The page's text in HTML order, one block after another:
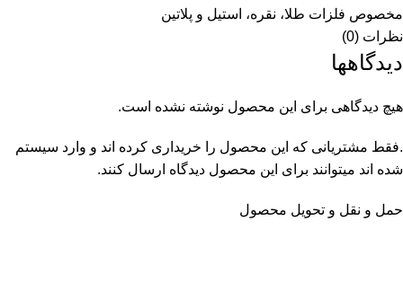
مخصوص فلزات طلا، نقره، استیل و پلاتین
نظرات (0)
دیدگاهها
هیچ دیدگاهی برای این محصول نوشته نشده است.
.فقط مشتریانی که این محصول را خریداری کرده اند و وارد سیستم
شده اند میتوانند برای این محصول دیدگاه ارسال کنند.
حمل و نقل و تحویل محصول